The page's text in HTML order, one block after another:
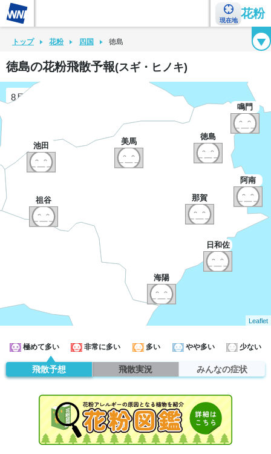
現在地
花粉
花粉カレンダー 花粉図鑑 花粉症チェックシート 花粉症ハンドブック
トップ 花粉 四国 徳島
徳島の花粉飛散予報(スギ・ヒノキ)
8月7日
阿南
日和佐
海陽
那賀
池田
鳴門
祖谷
徳島
美馬
Leaflet
極めて多い 非常に多い 多い やや多い 少ない
飛散予想 飛散実況 みんなの症状